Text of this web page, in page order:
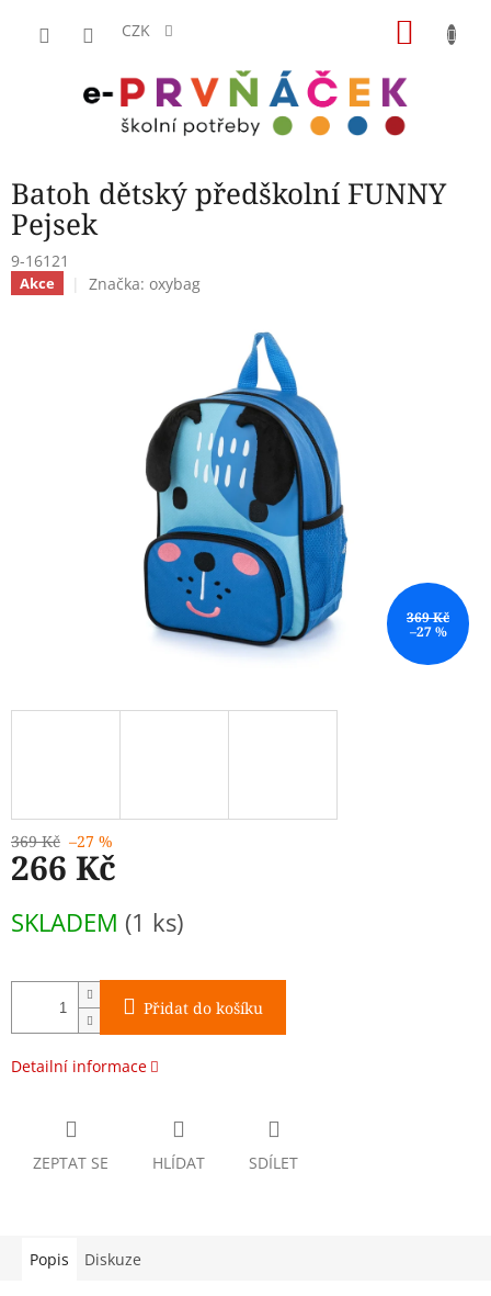
CZK
Batoh dětský předškolní FUNNY
Pejsek
9-16121
Akce Značka: oxybag
369 Kč
–27 %
369 Kč –27 %
266 Kč
cena:
SKLADEM (1 ks)
Přidat do košíku
Detailní informace
ZEPTAT SE HLÍDAT SDÍLET
Popis Diskuze